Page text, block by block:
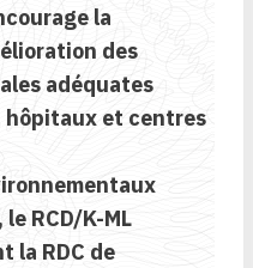
la
des
adéquates
hôpitaux et centres
RCD/K-ML
la RDC de